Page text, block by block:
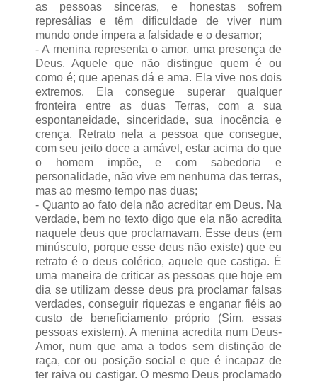
as pessoas sinceras, e honestas sofrem
represálias e têm dificuldade de viver num
mundo onde impera a falsidade e o desamor;
- A menina representa o amor, uma presença de
Deus. Aquele que não distingue quem é ou
como é; que apenas dá e ama. Ela vive nos dois
extremos. Ela consegue superar qualquer
fronteira entre as duas Terras, com a sua
espontaneidade, sinceridade, sua inocência e
crença. Retrato nela a pessoa que consegue,
com seu jeito doce a amável, estar acima do que
o homem impõe, e com sabedoria e
personalidade, não vive em nenhuma das terras,
mas ao mesmo tempo nas duas;
- Quanto ao fato dela não acreditar em Deus. Na
verdade, bem no texto digo que ela não acredita
naquele deus que proclamavam. Esse deus (em
minúsculo, porque esse deus não existe) que eu
retrato é o deus colérico, aquele que castiga. É
uma maneira de criticar as pessoas que hoje em
dia se utilizam desse deus pra proclamar falsas
verdades, conseguir riquezas e enganar fiéis ao
custo de beneficiamento próprio (Sim, essas
pessoas existem). A menina acredita num Deus-
Amor, num que ama a todos sem distinção de
raça, cor ou posição social e que é incapaz de
ter raiva ou castigar. O mesmo Deus proclamado